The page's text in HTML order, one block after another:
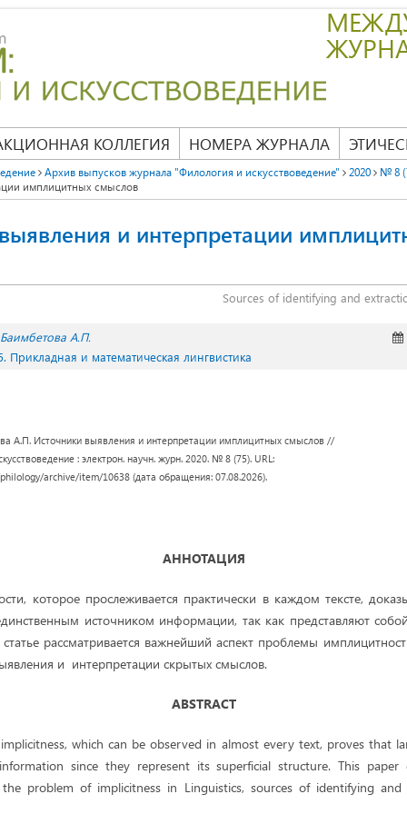
КОЛЛЕГИЯ НОМЕРА ЖУРНАЛА
Архив выпусков журнала "Филология и искусствоведение" 2020
№ 8
имплицитных смыслов
и интерпретации
Sources of identifying and
Баимбетова А.П.
Прикладная и математическая лингвистика
А.П. Источники выявления и интерпретации имплицитных смыслов //
: электрон. научн. журн. 2020. № 8 (75). URL:
archive/item/10638 (дата обращения: 07.08.2026).
АННОТАЦИЯ
которое прослеживается практически в каждом тексте,
источником информации, так как представляют
рассматривается важнейший аспект проблемы
и интерпретации скрытых смыслов.
ABSTRACT
which can be observed in almost every text, proves that
since they represent its superficial structure. This
problem of implicitness in Linguistics, sources of identifying